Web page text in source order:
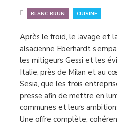
BLANC BRUN CUISINE
Après le froid, le lavage et
alsacienne Eberhardt
les mitigeurs Gessi et les
Italie, près de Milan et au
Sesia, que les trois
presse afin de mettre en
communes et leurs
Une offre complète,